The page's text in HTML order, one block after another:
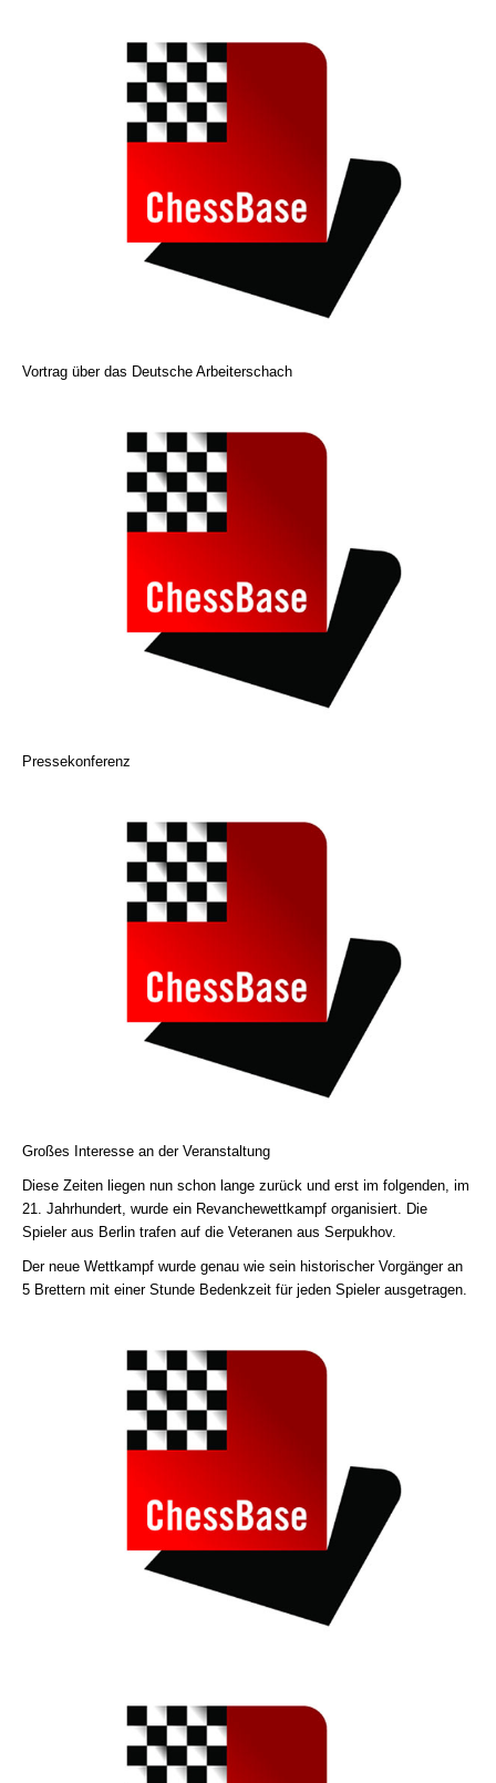
Vortrag über das Deutsche Arbeiterschach
Pressekonferenz
Großes Interesse an der Veranstaltung
Diese Zeiten liegen nun schon lange zurück und erst im folgenden, im
21. Jahrhundert, wurde ein Revanchewettkampf organisiert. Die
Spieler aus Berlin trafen auf die Veteranen aus Serpukhov.
Der neue Wettkampf wurde genau wie sein historischer Vorgänger an
5 Brettern mit einer Stunde Bedenkzeit für jeden Spieler ausgetragen.